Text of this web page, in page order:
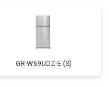
GR-W69UDZ-E (S)